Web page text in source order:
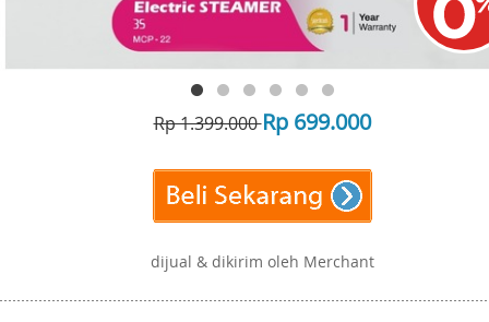
Rp 1.399.000Rp 699.000
dijual & dikirim oleh Merchant